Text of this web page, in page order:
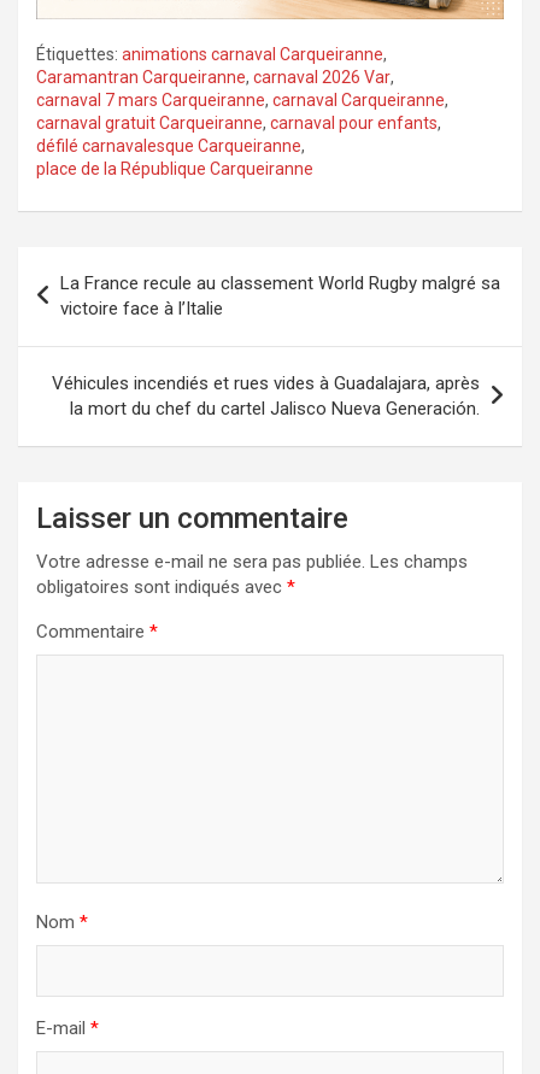
Étiquettes: animations carnaval Carqueiranne,
Caramantran Carqueiranne, carnaval 2026 Var,
carnaval 7 mars Carqueiranne, carnaval Carqueiranne,
carnaval gratuit Carqueiranne, carnaval pour enfants,
défilé carnavalesque Carqueiranne,
place de la République Carqueiranne
de
l’article
La France recule au classement World Rugby malgré sa
victoire face à l’Italie
Véhicules incendiés et rues vides à Guadalajara, après
la mort du chef du cartel Jalisco Nueva Generación.
Laisser un commentaire
Votre adresse e-mail ne sera pas publiée. Les champs
obligatoires sont indiqués avec *
Commentaire *
Nom *
E-mail *